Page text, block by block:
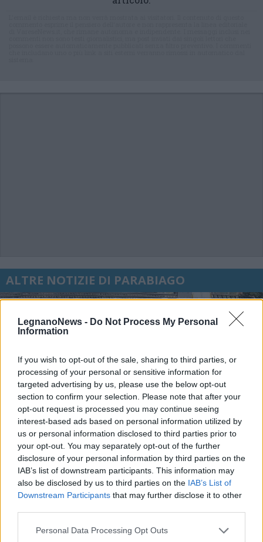
LegnanoNews - Do Not Process My Personal
Information
If you wish to opt-out of the sale, sharing to third parties, or
processing of your personal or sensitive information for
targeted advertising by us, please use the below opt-out
section to confirm your selection. Please note that after your
opt-out request is processed you may continue seeing
interest-based ads based on personal information utilized by
us or personal information disclosed to third parties prior to
your opt-out. You may separately opt-out of the further
disclosure of your personal information by third parties on the
IAB’s list of downstream participants. This information may
also be disclosed by us to third parties on the IAB’s List of
Downstream Participants that may further disclose it to other
Personal Data Processing Opt Outs
ALTRE NOTIZIE DI PARABIAGO
VIABILITÀ
Weekend da “bollino nero” per
l’esodo estivo. Previsti oltre 25
milioni di mezzi in viaggio